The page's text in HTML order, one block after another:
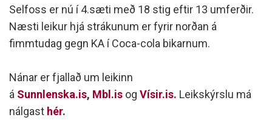
Selfoss er nú í 4.sæti með 18 stig eftir 13 umferðir.
Næsti leikur hjá strákunum er fyrir norðan á
fimmtudag gegn KA í Coca-cola bikarnum.
Nánar er fjallað um leikinn
á Sunnlenska.is, Mbl.is og Vísir.is. Leikskýrslu má
nálgast hér.